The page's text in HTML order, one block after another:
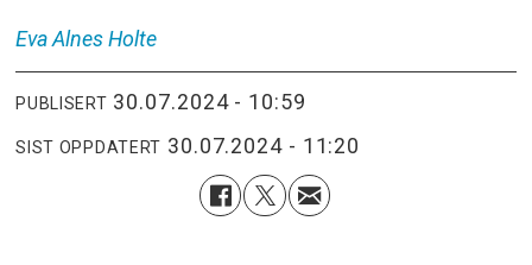
Eva Alnes Holte
PUBLISERT 30.07.2024 - 10:59
SIST OPPDATERT 30.07.2024 - 11:20